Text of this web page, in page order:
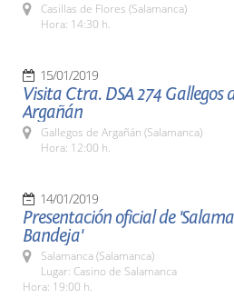
Casillas de Flores (Salamanca)
Hora: 14:30 h.
15/01/2019
Visita Ctra. DSA 274 Gallegos
Argañán
Gallegos de Argañán (Salamanca)
Hora: 12:00 h.
14/01/2019
Presentación oficial de
Bandeja'
Salamanca (Salamanca)
Lugar: Casino de Salamanca
Hora: 19:00 h.